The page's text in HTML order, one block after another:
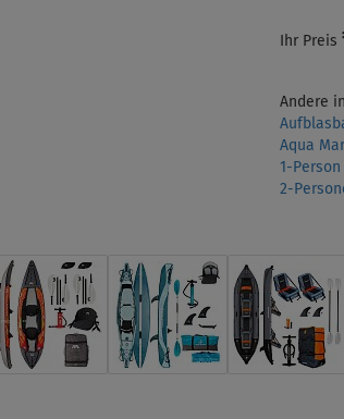
Ihr Preis
Andere
Aqua
1-
2-